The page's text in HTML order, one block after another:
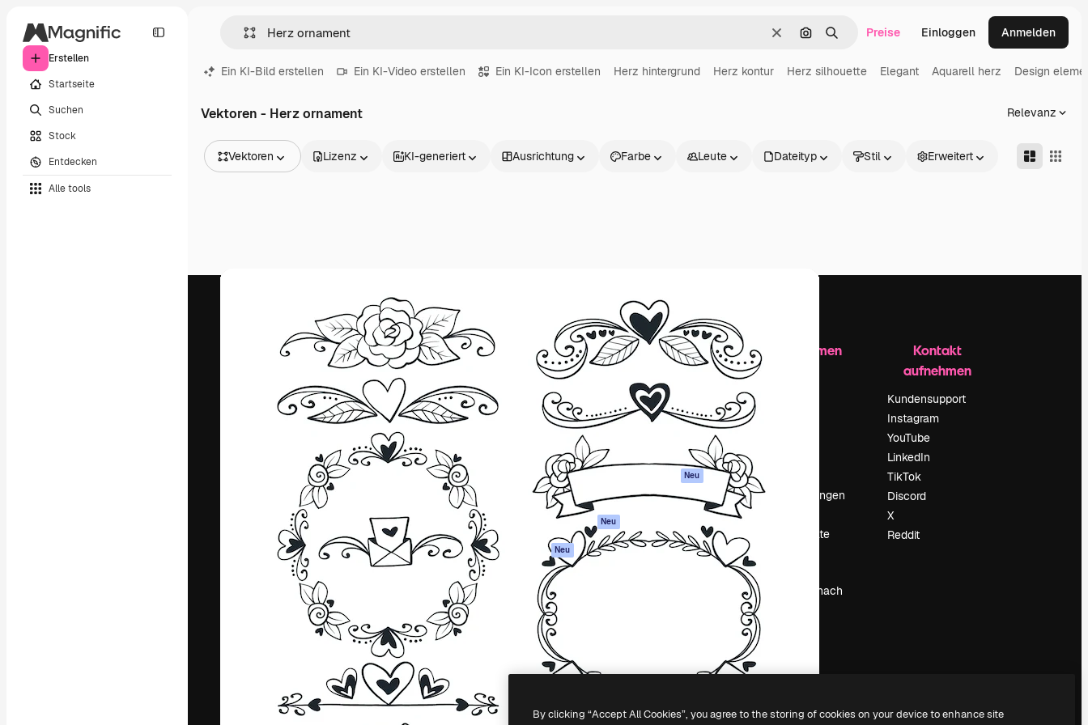
Erstellen
Startseite
Suchen
Stock
Entdecken
Alle tools
LöschenNach Bild suchen
SuchenPreise Einloggen Anmelden
Ein KI-Bild erstellen Ein KI-Video erstellen Ein KI-Icon erstellen Herz hintergrund Herz kontur Herz silhouette Elegant Aquarell herz Design
Vektoren - Herz ornament Relevanz
Vektoren
Videos
Lizenz KI-generiert Ausrichtung Farbe Leute Dateityp Stil Erweitert
Die kreative Plattform, um deine beste
Arbeit zu verwirklichen. Mehr als 1 Million
Abonnenten unter Kreativen, Unternehmen,
Agenturen und Studios.
Deutsch
Produkte
Spaces
KI-Assistent
KI-Bildgenerator
KI-Videogenerator
Stimmengenerator
Stock-Inhalte
MCP für
Claude/ChatGPT
Neu
Agenten Neu
Mobile App
Alle Magnific-Tools
Loslegen
Dokumentation
Support
Datenschutzerklärung
Neu
Cookie-Richtlinie
Vertrauenszentrum
Partner
Unternehmen
Unternehmen
Veranstaltungen
Deine Inhalte
Suchst du nach
Kontakt
aufnehmen
Kundensupport
Instagram
YouTube
LinkedIn
TikTok
Discord
X
Reddit
2026Freepik Company S.L.U. Alle Rechte vorbehalten
By clicking “Accept All Cookies”, you agree to the storing of cookies on your device to enhance site